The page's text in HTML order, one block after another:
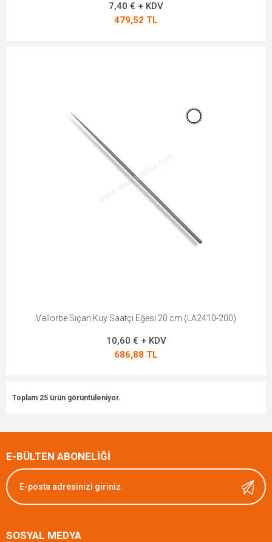
7,40 € + KDV
479,52 TL
Vallorbe Sıçan Kuy Saatçi Eğesi 20 cm (LA2410-200)
10,60 € + KDV
686,88 TL
Toplam 25 ürün görüntüleniyor.
E-BÜLTEN ABONELİĞİ
SOSYAL MEDYA